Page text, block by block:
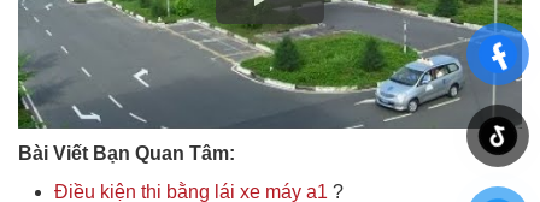
Bài Viết Bạn Quan Tâm:
Điều kiện thi bằng lái xe máy a1 ?